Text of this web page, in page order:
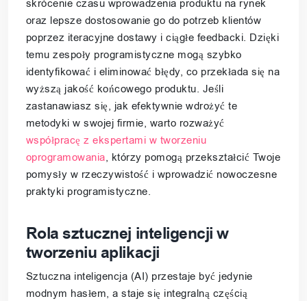
skrócenie czasu wprowadzenia produktu na rynek
oraz lepsze dostosowanie go do potrzeb klientów
poprzez iteracyjne dostawy i ciągłe feedbacki. Dzięki
temu zespoły programistyczne mogą szybko
identyfikować i eliminować błędy, co przekłada się na
wyższą jakość końcowego produktu. Jeśli
zastanawiasz się, jak efektywnie wdrożyć te
metodyki w swojej firmie, warto rozważyć
współpracę z ekspertami w tworzeniu
oprogramowania, którzy pomogą przekształcić Twoje
pomysły w rzeczywistość i wprowadzić nowoczesne
praktyki programistyczne.
Rola sztucznej inteligencji w
tworzeniu aplikacji
Sztuczna inteligencja (AI) przestaje być jedynie
modnym hasłem, a staje się integralną częścią